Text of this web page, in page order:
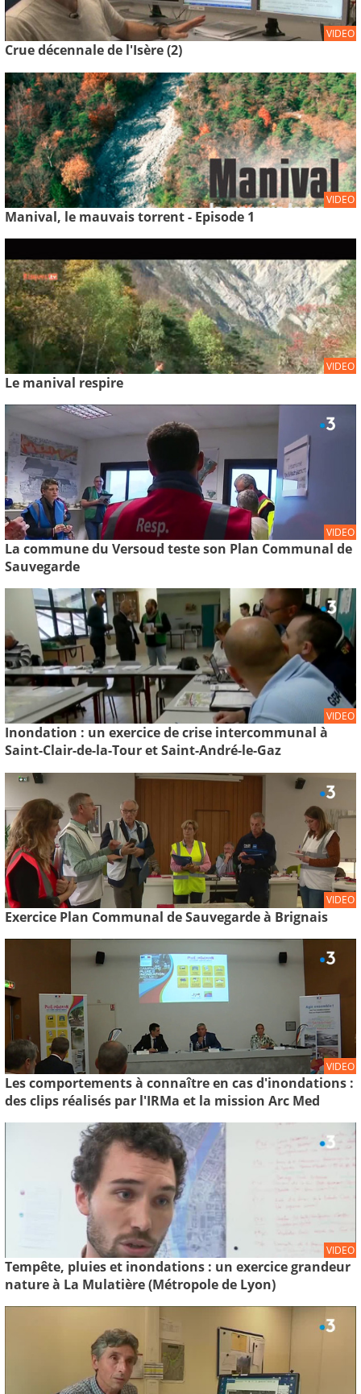
VIDEO
Crue décennale de l'Isère (2)
VIDEO
Manival, le mauvais torrent - Episode 1
VIDEO
Le manival respire
VIDEO
La commune du Versoud teste son Plan Communal de
Sauvegarde
VIDEO
Inondation : un exercice de crise intercommunal à
Saint-Clair-de-la-Tour et Saint-André-le-Gaz
VIDEO
Exercice Plan Communal de Sauvegarde à Brignais
VIDEO
Les comportements à connaître en cas d'inondations :
des clips réalisés par l'IRMa et la mission Arc Med
VIDEO
Tempête, pluies et inondations : un exercice grandeur
nature à La Mulatière (Métropole de Lyon)